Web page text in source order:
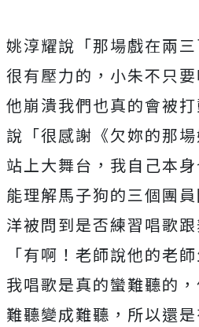
姚淳耀說「那場戲在兩
很有壓力的， 小朱不只
他崩潰我們也真的會被
說「很感謝《欠妳的那
站上大舞台， 我自己本
能理解馬子狗的三個團員
洋被問到是否練習唱歌
「有啊！ 老師說他的老
我唱歌是真的蠻難聽的，
難聽變成難聽，所以還是